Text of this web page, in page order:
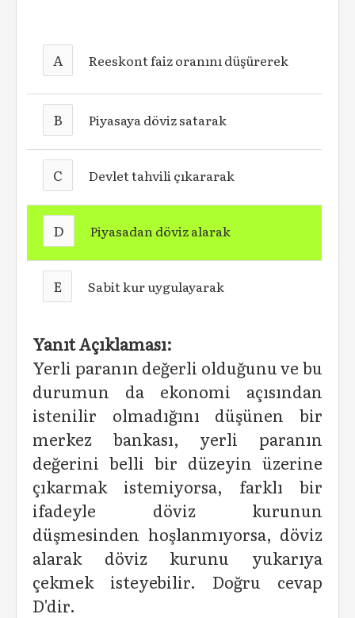
A Reeskont faiz oranını düşürerek
B Piyasaya döviz satarak
C Devlet tahvili çıkararak
D Piyasadan döviz alarak
E Sabit kur uygulayarak
Yanıt Açıklaması:
Yerli paranın değerli olduğunu ve bu
durumun da ekonomi açısından
istenilir olmadığını düşünen bir
merkez bankası, yerli paranın
değerini belli bir düzeyin üzerine
çıkarmak istemiyorsa, farklı bir
ifadeyle döviz kurunun
düşmesinden hoşlanmıyorsa, döviz
alarak döviz kurunu yukarıya
çekmek isteyebilir. Doğru cevap
D'dir.